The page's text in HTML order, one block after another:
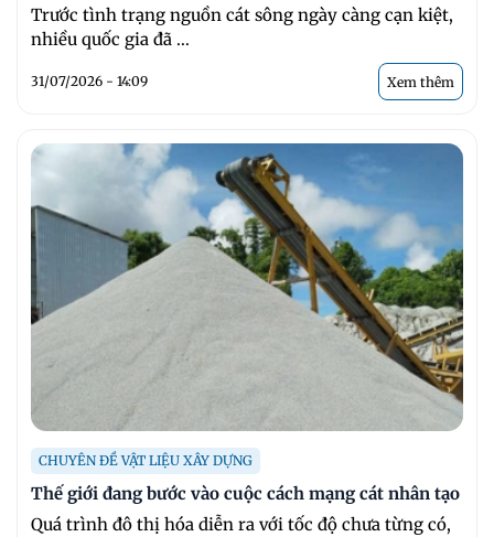
Trước tình trạng nguồn cát sông ngày càng cạn kiệt,
nhiều quốc gia đã ...
31/07/2026 - 14:09 Xem thêm
CHUYÊN ĐỀ VẬT LIỆU XÂY DỰNG
Thế giới đang bước vào cuộc cách mạng cát nhân tạo
Quá trình đô thị hóa diễn ra với tốc độ chưa từng có,